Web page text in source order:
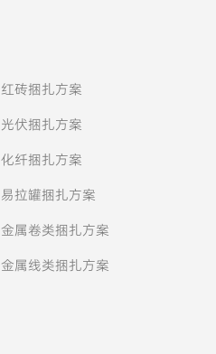
红砖捆扎方案
光伏捆扎方案
化纤捆扎方案
易拉罐捆扎方案
金属卷类捆扎方案
金属线类捆扎方案